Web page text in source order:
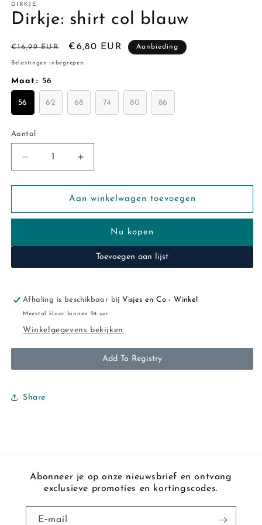
DIRKJE
Dirkje: shirt col blauw
Normale
prijs
€16,99 EUR Aanbiedingsprijs
€6,80 EUR Aanbieding
Belastingen inbegrepen.
Maat : 56
56 62 68 74 80 86
Aantal
Aantal
Aantal
verlagen
voor
shirt
Aantal
verhogen
voor
Dirkje:
shirt
Aan winkelwagen toevoegen
Nu kopen
Toevoegen aan lijst
Afhaling is beschikbaar bij Visjes en Co - Winkel
Meestal klaar binnen 24 uur
Winkelgegevens bekijken
Add To Registry
Share
Abonneer je op onze nieuwsbrief en ontvang
exclusieve promoties en kortingscodes.
E‑mail